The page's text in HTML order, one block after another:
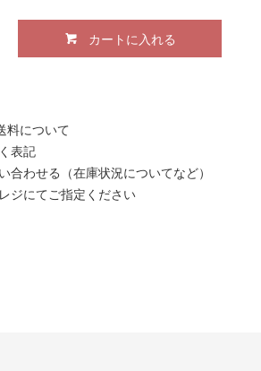
カートに入れる
料について
表記
合わせる（在庫状況についてなど）
ジにてご指定ください